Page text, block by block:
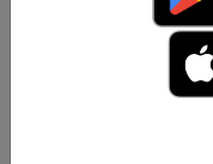
của hạt nhân và có
hạt nhân. Việc hiểu
được cái nhìn toàn
cả hạt nhân nói